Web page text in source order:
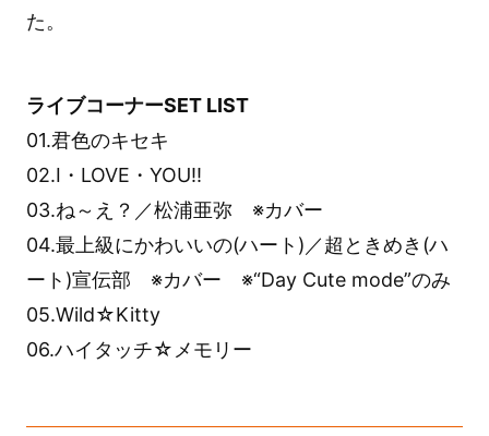
た。
ライブコーナーSET LIST
01.君色のキセキ
02.I・LOVE・YOU!!
03.ね～え？／松浦亜弥 ※カバー
04.最上級にかわいいの(ハート)／超ときめき(ハ
ート)宣伝部 ※カバー ※“Day Cute mode”のみ
05.Wild☆Kitty
06.ハイタッチ☆メモリー